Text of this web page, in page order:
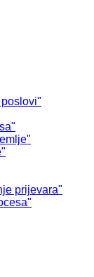
prijevara"